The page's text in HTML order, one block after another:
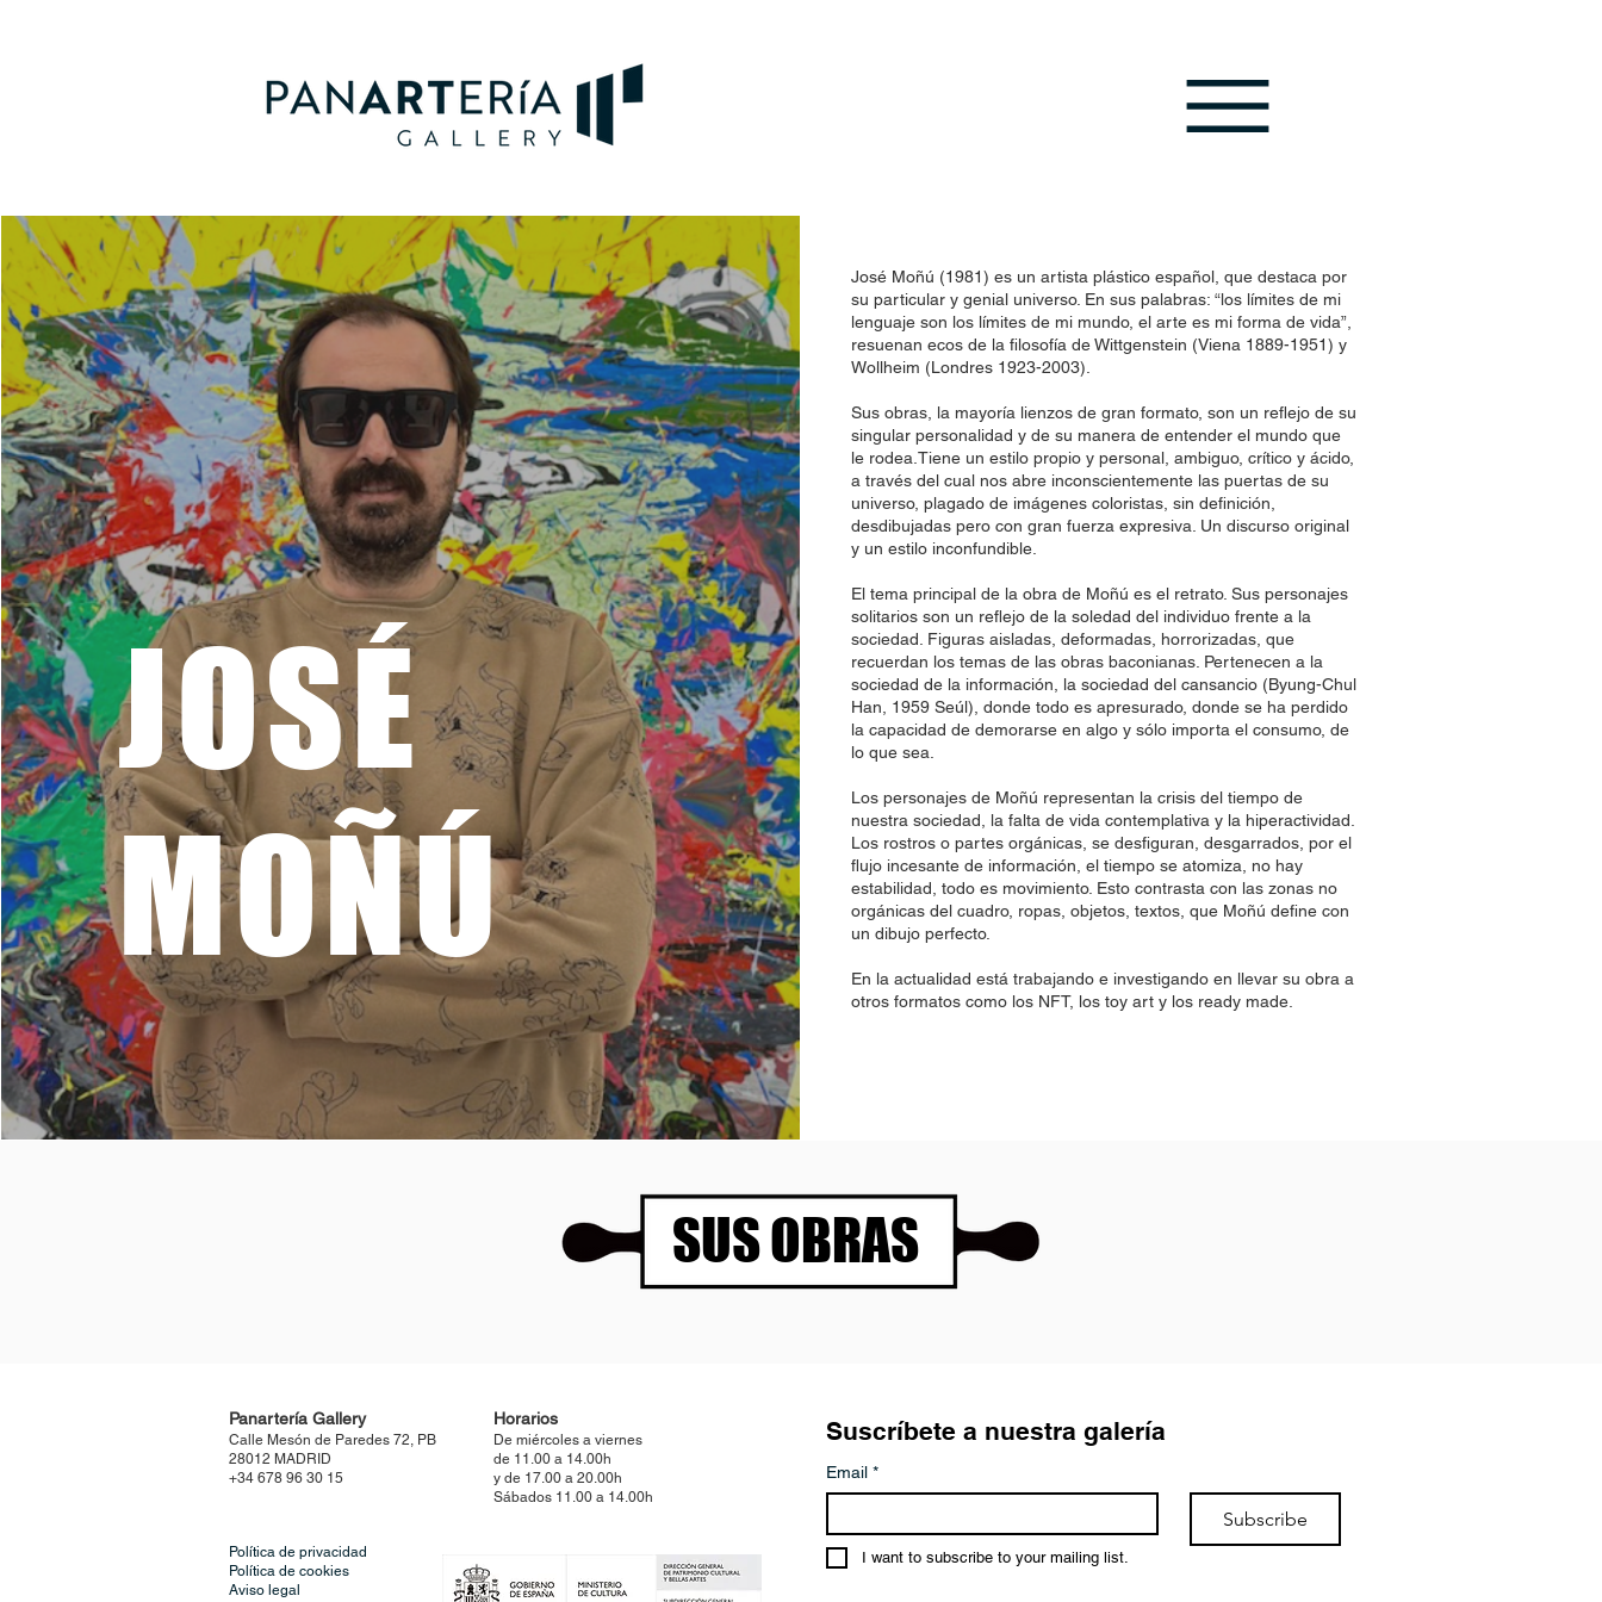
JOSÉ
MOÑÚ
José Moñú (1981) es un artista plástico español, que destaca por
su particular y genial universo. En sus palabras: “los límites de mi
lenguaje son los límites de mi mundo, el arte es mi forma de vida”,
resuenan ecos de la filosofía de Wittgenstein (Viena 1889-1951) y
Wollheim (Londres 1923-2003).
Sus obras, la mayoría lienzos de gran formato, son un reflejo de su
singular personalidad y de su manera de entender el mundo que
le rodea.Tiene un estilo propio y personal, ambiguo, crítico y ácido,
a través del cual nos abre inconscientemente las puertas de su
universo, plagado de imágenes coloristas, sin definición,
desdibujadas pero con gran fuerza expresiva. Un discurso original
y un estilo inconfundible.
El tema principal de la obra de Moñú es el retrato. Sus personajes
solitarios son un reflejo de la soledad del individuo frente a la
sociedad. Figuras aisladas, deformadas, horrorizadas, que
recuerdan los temas de las obras baconianas. Pertenecen a la
sociedad de la información, la sociedad del cansancio (Byung-Chul
Han, 1959 Seúl), donde todo es apresurado, donde se ha perdido
la capacidad de demorarse en algo y sólo importa el consumo, de
lo que sea.
Los personajes de Moñú representan la crisis del tiempo de
nuestra sociedad, la falta de vida contemplativa y la hiperactividad.
Los rostros o partes orgánicas, se desfiguran, desgarrados, por el
flujo incesante de información, el tiempo se atomiza, no hay
estabilidad, todo es movimiento. Esto contrasta con las zonas no
orgánicas del cuadro, ropas, objetos, textos, que Moñú define con
un dibujo perfecto.
En la actualidad está trabajando e investigando en llevar su obra a
otros formatos como los NFT, los toy art y los ready made.
SUS OBRAS
Panartería Gallery
Calle Mesón de Paredes 72, PB
28012 MADRID
+34 678 96 30 15
Horarios
De miércoles a viernes
de 11.00 a 14.00h
y de 17.00 a 20.00h
Sábados 11.00 a 14.00h
Política de privacidad
Política de cookies
Aviso legal
Suscríbete a nuestra galería
Email *
Subscribe
I want to subscribe to your mailing list.